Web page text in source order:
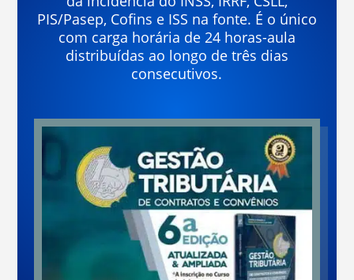
PIS/Pasep, Cofins e ISS na fonte. É o único
com carga horária de 24 horas-aula
distribuídas ao longo de três dias
consecutivos.